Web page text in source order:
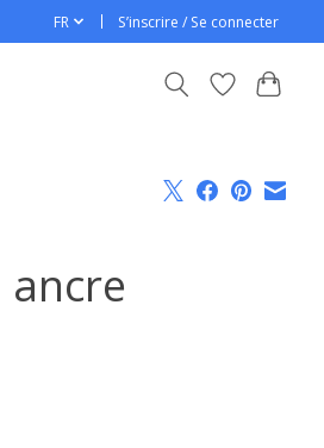
FR S’inscrire / Se connecter
ancre